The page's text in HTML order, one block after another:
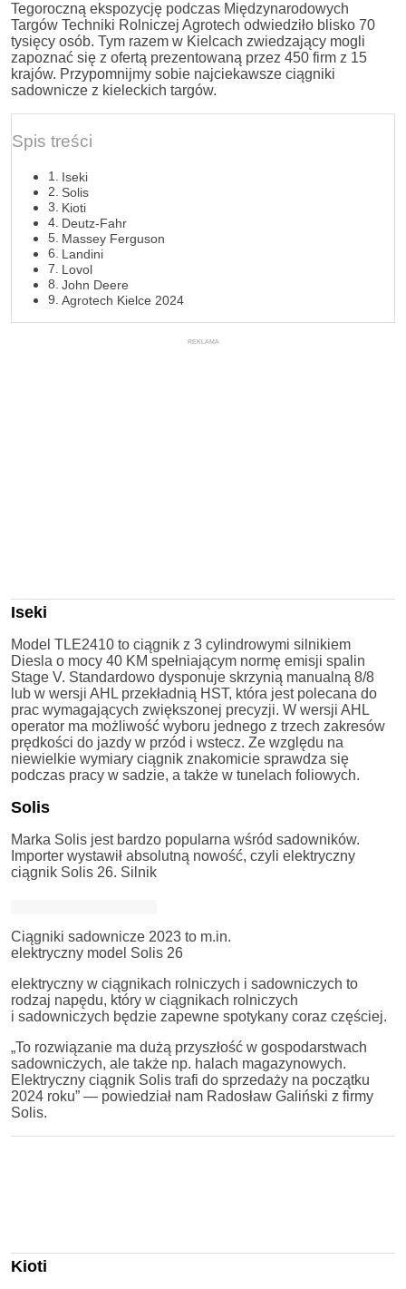
Tegoroczną ekspozycję podczas Międzynarodowych
Targów Techniki Rolniczej Agrotech odwiedziło blisko 70
tysięcy osób. Tym razem w Kielcach zwiedzający mogli
zapoznać się z ofertą prezentowaną przez 450 firm z 15
krajów. Przypomnijmy sobie najciekawsze ciągniki
sadownicze z kieleckich targów.
Spis treści
Iseki
Solis
Kioti
Deutz-Fahr
Massey Ferguson
Landini
Lovol
John Deere
Agrotech Kielce 2024
REKLAMA
Iseki
Model TLE2410 to ciągnik z 3 cylindrowymi silnikiem
Diesla o mocy 40 KM spełniającym normę emisji spalin
Stage V. Standardowo dysponuje skrzynią manualną 8/8
lub w wersji AHL przekładnią HST, która jest polecana do
prac wymagających zwiększonej precyzji. W wersji AHL
operator ma możliwość wyboru jednego z trzech zakresów
prędkości do jazdy w przód i wstecz. Ze względu na
niewielkie wymiary ciągnik znakomicie sprawdza się
podczas pracy w sadzie, a także w tunelach foliowych.
Solis
Marka Solis jest bardzo popularna wśród sadowników.
Importer wystawił absolutną nowość, czyli elektryczny
ciągnik Solis 26. Silnik
Ciągniki sadownicze 2023 to m.in.
elektryczny model Solis 26
elektryczny w ciągnikach rolniczych i sadowniczych to
rodzaj napędu, który w ciągnikach rolniczych
i sadowniczych będzie zapewne spotykany coraz częściej.
„To rozwiązanie ma dużą przyszłość w gospodarstwach
sadowniczych, ale także np. halach magazynowych.
Elektryczny ciągnik Solis trafi do sprzedaży na początku
2024 roku” — powiedział nam Radosław Galiński z firmy
Solis.
Kioti